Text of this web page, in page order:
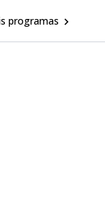
programas